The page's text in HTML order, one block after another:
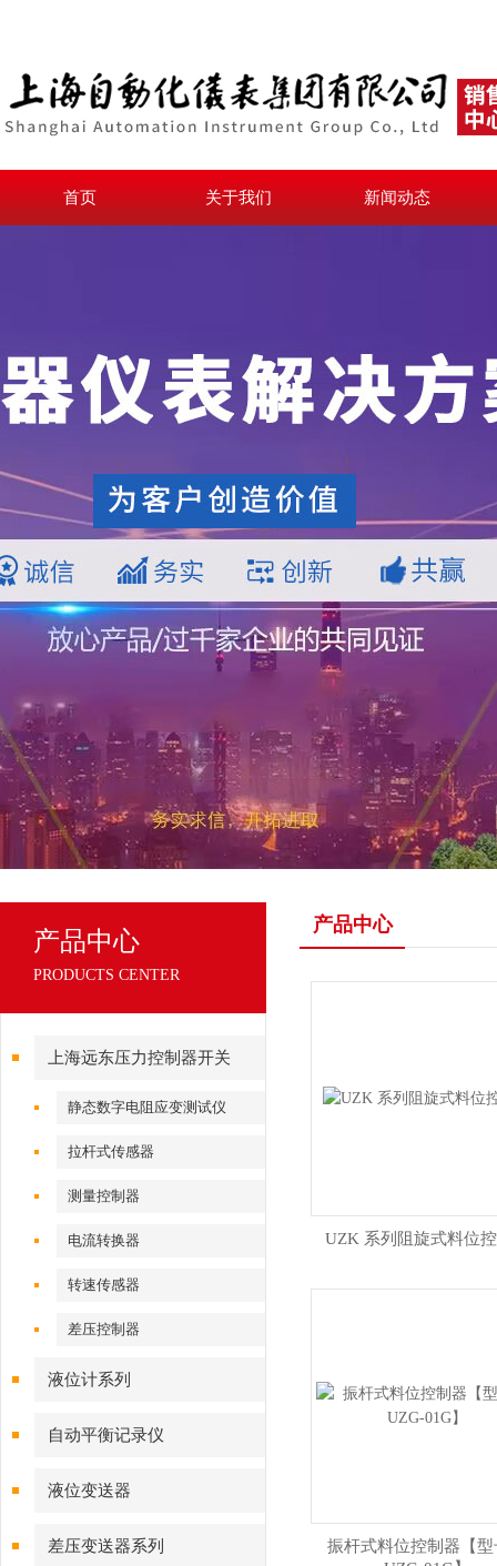
首页 关于我们 新闻动态
产品中心
PRODUCTS CENTER
上海远东压力控制器开关
静态数字电阻应变测试仪
拉杆式传感器
测量控制器
电流转换器
转速传感器
差压控制器
液位计系列
自动平衡记录仪
液位变送器
差压变送器系列
产品中心
UZK 系列阻旋式料位
振杆式料位控制器【型